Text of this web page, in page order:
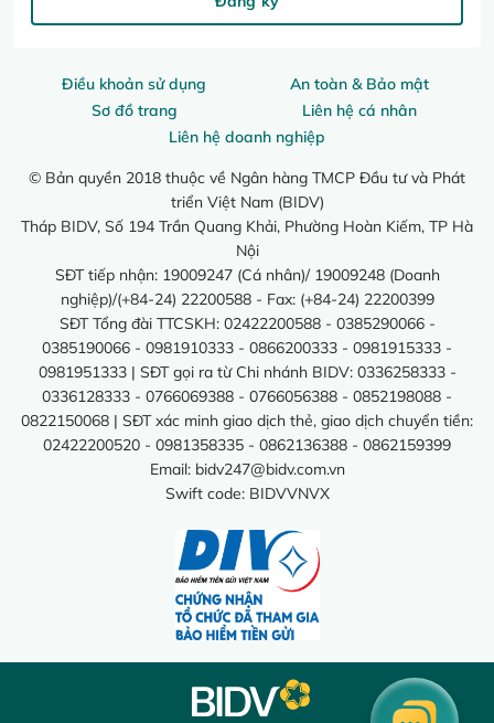
Điều khoản sử dụng
An toàn & Bảo mật
Sơ đồ trang
Liên hệ cá nhân
Liên hệ doanh nghiệp
© Bản quyền 2018 thuộc về Ngân hàng TMCP Đầu tư và Phát
triển Việt Nam (BIDV)
Tháp BIDV, Số 194 Trần Quang Khải, Phường Hoàn Kiếm, TP Hà
Nội
SĐT tiếp nhận: 19009247 (Cá nhân)/ 19009248 (Doanh
nghiệp)/(+84-24) 22200588 - Fax: (+84-24) 22200399
SĐT Tổng đài TTCSKH: 02422200588 - 0385290066 -
0385190066 - 0981910333 - 0866200333 - 0981915333 -
0981951333 | SĐT gọi ra từ Chi nhánh BIDV: 0336258333 -
0336128333 - 0766069388 - 0766056388 - 0852198088 -
0822150068 | SĐT xác minh giao dịch thẻ, giao dịch chuyển tiền:
02422200520 - 0981358335 - 0862136388 - 0862159399
Email: bidv247@bidv.com.vn
Swift code: BIDVVNVX